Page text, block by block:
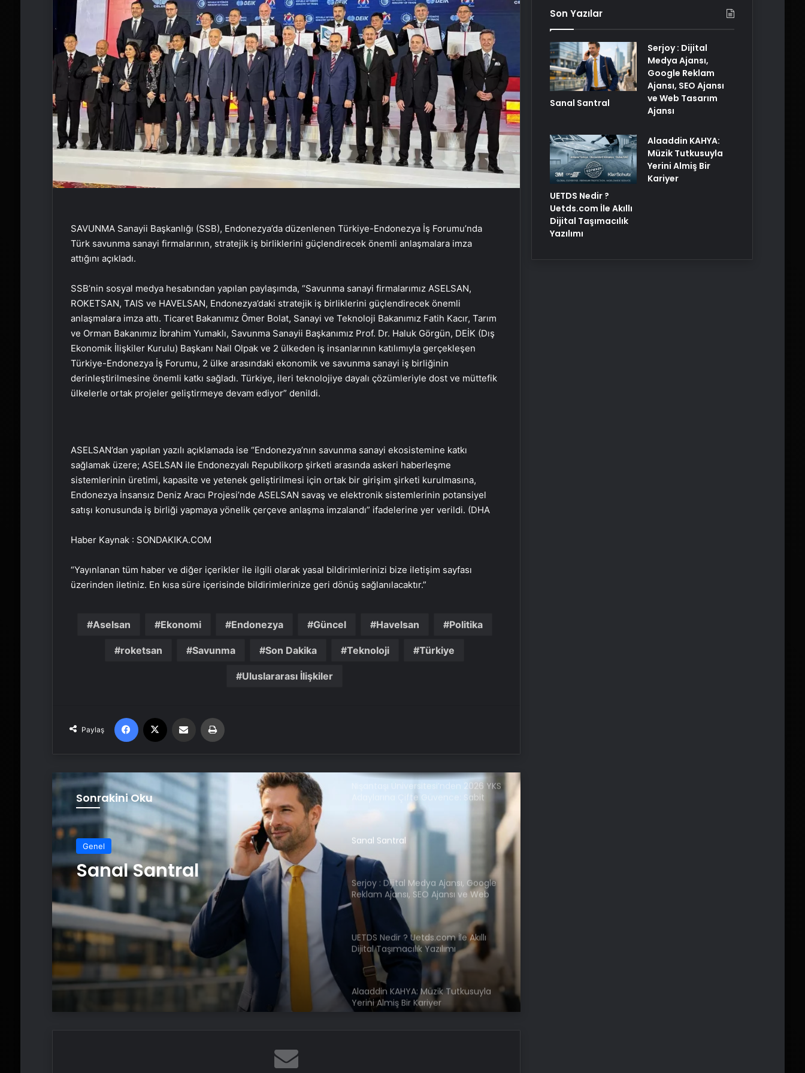
SAVUNMA Sanayii Başkanlığı (SSB), Endonezya’da düzenlenen Türkiye-Endonezya İş Forumu’nda
Türk savunma sanayi firmalarının, stratejik iş birliklerini güçlendirecek önemli anlaşmalara imza
attığını açıkladı.
SSB’nin sosyal medya hesabından yapılan paylaşımda, “Savunma sanayi firmalarımız ASELSAN,
ROKETSAN, TAIS ve HAVELSAN, Endonezya’daki stratejik iş birliklerini güçlendirecek önemli
anlaşmalara imza attı. Ticaret Bakanımız Ömer Bolat, Sanayi ve Teknoloji Bakanımız Fatih Kacır, Tarım
ve Orman Bakanımız İbrahim Yumaklı, Savunma Sanayii Başkanımız Prof. Dr. Haluk Görgün, DEİK (Dış
Ekonomik İlişkiler Kurulu) Başkanı Nail Olpak ve 2 ülkeden iş insanlarının katılımıyla gerçekleşen
Türkiye-Endonezya İş Forumu, 2 ülke arasındaki ekonomik ve savunma sanayi iş birliğinin
derinleştirilmesine önemli katkı sağladı. Türkiye, ileri teknolojiye dayalı çözümleriyle dost ve müttefik
ülkelerle ortak projeler geliştirmeye devam ediyor” denildi.
ASELSAN’dan yapılan yazılı açıklamada ise “Endonezya’nın savunma sanayi ekosistemine katkı
sağlamak üzere; ASELSAN ile Endonezyalı Republikorp şirketi arasında askeri haberleşme
sistemlerinin üretimi, kapasite ve yetenek geliştirilmesi için ortak bir girişim şirketi kurulmasına,
Endonezya İnsansız Deniz Aracı Projesi’nde ASELSAN savaş ve elektronik sistemlerinin potansiyel
satışı konusunda iş birliği yapmaya yönelik çerçeve anlaşma imzalandı” ifadelerine yer verildi. (DHA
Haber Kaynak : SONDAKIKA.COM
“Yayınlanan tüm haber ve diğer içerikler ile ilgili olarak yasal bildirimlerinizi bize iletişim sayfası
üzerinden iletiniz. En kısa süre içerisinde bildirimlerinize geri dönüş sağlanılacaktır.”
Aselsan Ekonomi Endonezya Güncel Havelsan Politika
roketsan Savunma Son Dakika Teknoloji Türkiye
Uluslararası İlişkiler
Paylaş
Facebook Email'den paylaş
Sonrakini Oku
Genel
Sanal Santral
Vira Assistance’tan Türkiye
Genelinde Güvenli Araç Taşıma ve
Hizmet Kalitesi
Nişantaşı Üniversitesi’nden 2026 YKS
Adaylarına Çifte Güvence: Sabit
Ücret ve Kesintisiz Burs
Sanal Santral
Serjoy : Dijital Medya Ajansı, Google
Reklam Ajansı, SEO Ajansı ve Web
Tasarım Ajansı
UETDS Nedir ? Uetds.com İle Akıllı
Dijital Taşımacılık Yazılımı
Alaaddin KAHYA: Müzik Tutkusuyla
Yerini Almiş Bir Kariyer
Son Yazılar
Sanal Santral
Serjoy : Dijital
Medya Ajansı,
Google Reklam
Ajansı, SEO Ajansı
ve Web Tasarım
Ajansı
UETDS Nedir ?
Uetds.com İle Akıllı
Dijital Taşımacılık
Yazılımı
Alaaddin KAHYA:
Müzik Tutkusuyla
Yerini Almiş Bir
Kariyer